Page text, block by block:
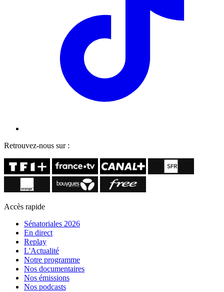
Retrouvez-nous sur :
Accès rapide
Sénatoriales 2026
En direct
Replay
L'Actualité
Notre programme
Nos documentaires
Nos émissions
Nos podcasts